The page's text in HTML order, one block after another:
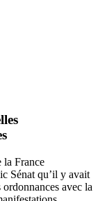
la France
Sénat qu’il y avait
avec la